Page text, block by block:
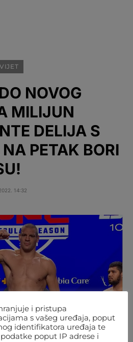
NOVOG
MILIJUN
DELIJA S
PETAK BORI
14:32
i pristupa
s vašeg uređaja, poput
identifikatora uređaja te
poput IP adrese i